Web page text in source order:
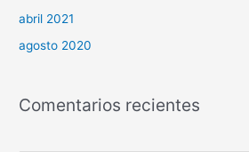
abril 2021
agosto 2020
Comentarios recientes